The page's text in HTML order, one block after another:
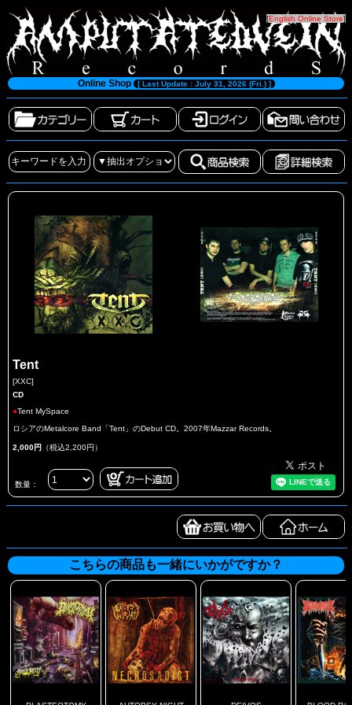
[English Online Store]
Online Shop [ Last Update : July 31, 2026 (Fri.) ]
Tent
[XXC]
CD
●Tent MySpace
ロシアのMetalcore Band「Tent」のDebut CD。2007年Mazzar Records。
2,000円 （税込2,200円）
数量：
こちらの商品も一緒にいかがですか？